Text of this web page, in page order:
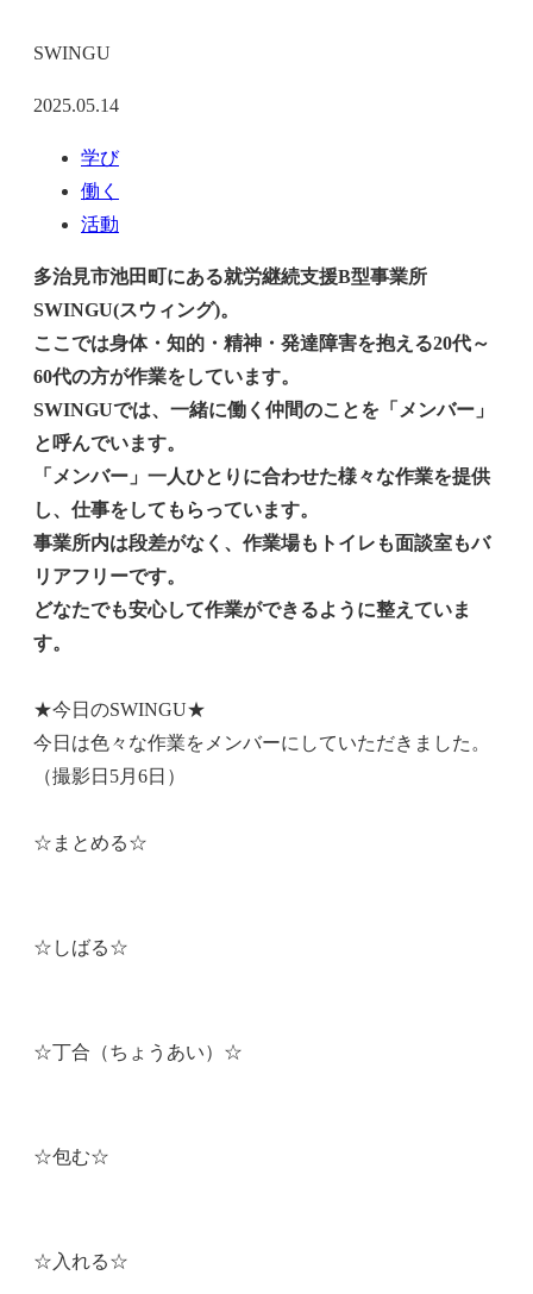
SWINGU
2025.05.14
学び
働く
活動
多治見市池田町にある就労継続支援B型事業所
SWINGU(スウィング)。
ここでは身体・知的・精神・発達障害を抱える20代～
60代の方が作業をしています。
SWINGUでは、一緒に働く仲間のことを「メンバー」
と呼んでいます。
「メンバー」一人ひとりに合わせた様々な作業を提供
し、仕事をしてもらっています。
事業所内は段差がなく、作業場もトイレも面談室もバ
リアフリーです。
どなたでも安心して作業ができるように整えていま
す。
★今日のSWINGU★
今日は色々な作業をメンバーにしていただきました。
（撮影日5月6日）
☆まとめる☆
☆しばる☆
☆丁合（ちょうあい）☆
☆包む☆
☆入れる☆